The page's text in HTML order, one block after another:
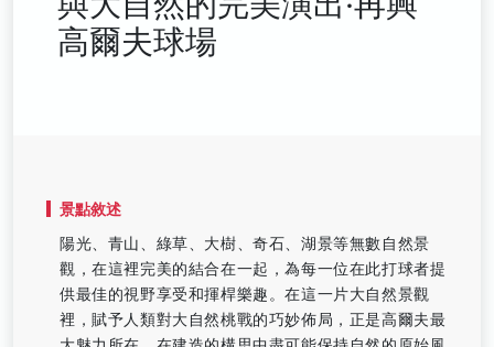
高爾夫球場
景點敘述
陽光、青山、綠草、大樹、奇石、湖景等無數自然景
觀，在這裡完美的結合在一起，為每一位在此打球者提
供最佳的視野享受和揮桿樂趣。在這一片大自然景觀
裡，賦予人類對大自然桃戰的巧妙佈局，正是高爾夫最